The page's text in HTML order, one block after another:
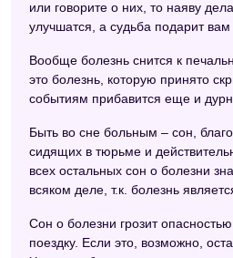
или говорите о них, то наяву
улучшатся, а судьба подарит
Вообще болезнь снится к
это болезнь, которую принято
событиям прибавится еще и
Быть во сне больным – сон,
сидящих в тюрьме и
всех остальных сон о болезни
всяком деле, т.к. болезнь
Сон о болезни грозит
поездку. Если это, возможно,